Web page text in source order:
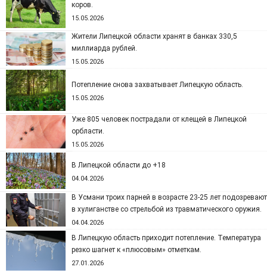
коров.
15.05.2026
Жители Липецкой области хранят в банках 330,5
миллиарда рублей.
15.05.2026
Потепление снова захватывает Липецкую область.
15.05.2026
Уже 805 человек пострадали от клещей в Липецкой
орбласти.
15.05.2026
В Липецкой области до +18
04.04.2026
В Усмани троих парней в возрасте 23-25 лет подозревают
в хулиганстве со стрельбой из травматического оружия.
04.04.2026
В Липецкую область приходит потепление. Температура
резко шагнет к «плюсовым» отметкам.
27.01.2026